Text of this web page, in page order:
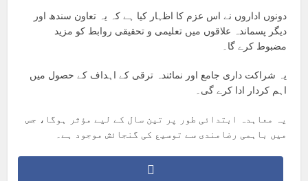
دونوں اداروں نے اس عزم کا اظہار کیا ہے کہ یہ تعاون سندھ اور
دیگر پسماندہ علاقوں میں تعلیمی و تحقیقی روابط کو مزید
مضبوط کرے گا۔
یہ شراکت داری جامع اور نمائندہ ترقی کے اہداف کے حصول میں
اہم کردار ادا کرے گی۔
یہ معاہدہ ابتدائی طور پر تین سال کے لیے مؤثر ہوگا، جس
میں باہمی رضامندی سے توسیع کی گنجائش موجود ہے۔